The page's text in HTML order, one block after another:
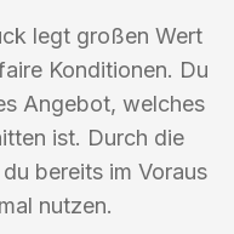
legt großen Wert
Konditionen. Du
Angebot, welches
ist. Durch die
bereits im Voraus
nutzen.